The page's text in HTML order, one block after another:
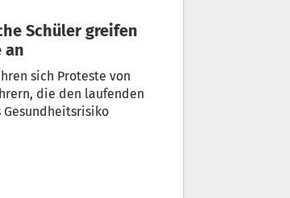
an
sich Proteste von
die den laufenden